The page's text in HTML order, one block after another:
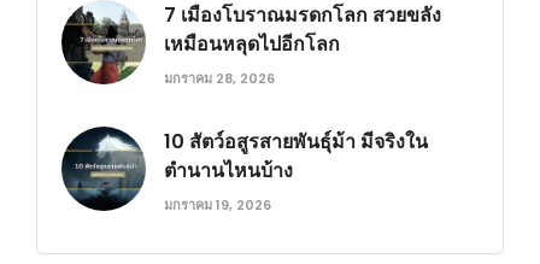
7 เมืองโบราณมรดกโลก สวยขลัง
เหมือนหลุดไปอีกโลก
มกราคม 28, 2026
10 สัตว์อสูรสายพันธุ์ม้า มีจริงใน
ตำนานไหนบ้าง
มกราคม 19, 2026